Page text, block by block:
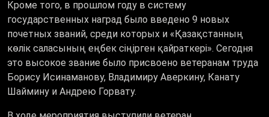
Кроме того, в прошлом году в систему
государственных наград было введено 9 новых
почетных званий, среди которых и «Қазақстанның
көлік саласының еңбек сіңірген қайраткері». Сегодня
это высокое звание было присвоено ветеранам труда
Борису Исинаманову, Владимиру Аверкину, Канату
Шаймину и Андрею Горвату.